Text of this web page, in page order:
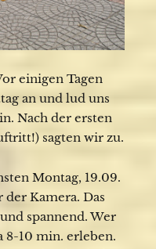
einigen Tagen
an und lud uns
Nach der ersten
sagten wir zu.
Montag, 19.09.
Kamera. Das
spannend. Wer
8-10 min. erleben.